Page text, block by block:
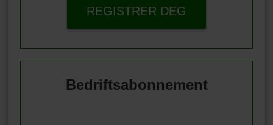
REGISTRER DEG
Bedriftsabonnement